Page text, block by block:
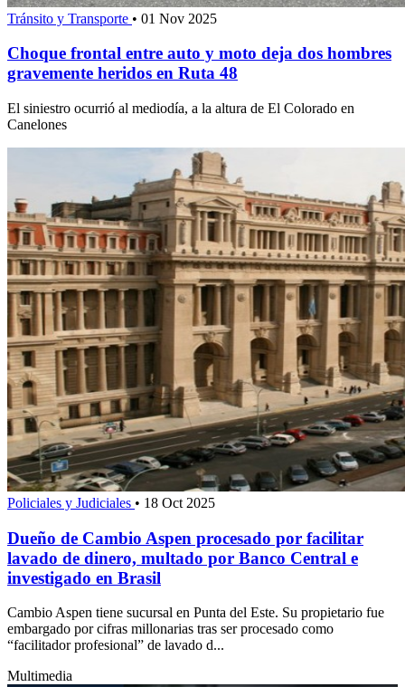
Tránsito y Transporte • 01 Nov 2025
Choque frontal entre auto y moto deja dos hombres
gravemente heridos en Ruta 48
El siniestro ocurrió al mediodía, a la altura de El Colorado en
Canelones
Policiales y Judiciales • 18 Oct 2025
Dueño de Cambio Aspen procesado por facilitar
lavado de dinero, multado por Banco Central e
investigado en Brasil
Cambio Aspen tiene sucursal en Punta del Este. Su propietario fue
embargado por cifras millonarias tras ser procesado como
“facilitador profesional” de lavado d...
Multimedia